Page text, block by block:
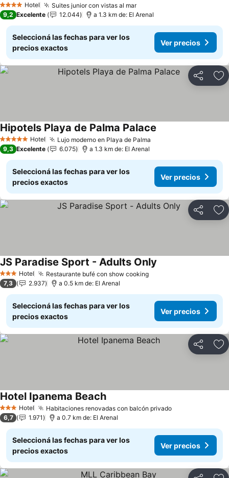
4 EstrellasHotel Suites junior con vistas al marVer precios
9,2 Excelente 12.044 a 1.3 km de: El Arenal
Seleccioná las fechas para ver los
precios exactos
Ver precios
Compartir
5 Estrellas Hotel Lujo moderno en Playa de Palma
Hipotels Playa de Palma Palace
9,3 Excelente 6.075 a 1.3 km de: El Arenal
Seleccioná las fechas para ver los
precios exactos
Ver precios
Compartir
3 Estrellas
Hotel Restaurante bufé con show cookingVer precios
JS Paradise Sport - Adults Only
7,3 2.937 a 0.5 km de: El Arenal
Seleccioná las fechas para ver los
precios exactos
Ver precios
Compartir
3 Estrellas
Hotel Habitaciones renovadas con balcón privadoVer precios
Hotel Ipanema BeachVer precios
6,7 1.971 a 0.7 km de: El Arenal
Seleccioná las fechas para ver los
precios exactos
Ver precios